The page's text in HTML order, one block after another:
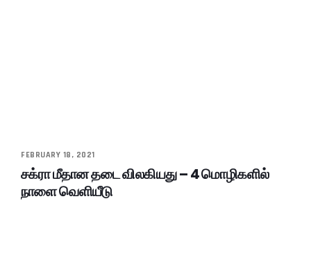
FEBRUARY 18, 2021
சக்ரா மீதான தடை விலகியது – 4 மொழிகளில்
நாளை வெளியீடு